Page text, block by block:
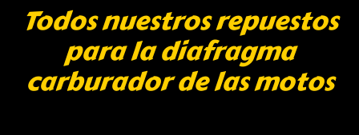
Todos nuestros repuestos
para la diafragma
carburador de las motos